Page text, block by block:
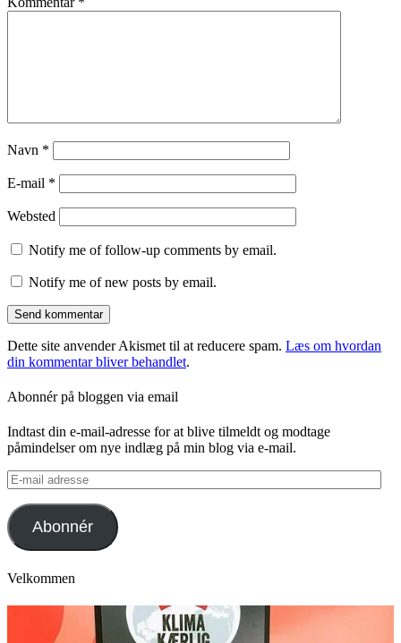
Navn *
E-mail *
Websted
Notify me of follow-up comments by email.
Notify me of new posts by email.
Dette site anvender Akismet til at reducere spam. Læs om hvordan
din kommentar bliver behandlet.
Abonnér på bloggen via email
Indtast din e-mail-adresse for at blive tilmeldt og modtage
påmindelser om nye indlæg på min blog via e-mail.
E-
mail
adresse
Abonnér
Velkommen